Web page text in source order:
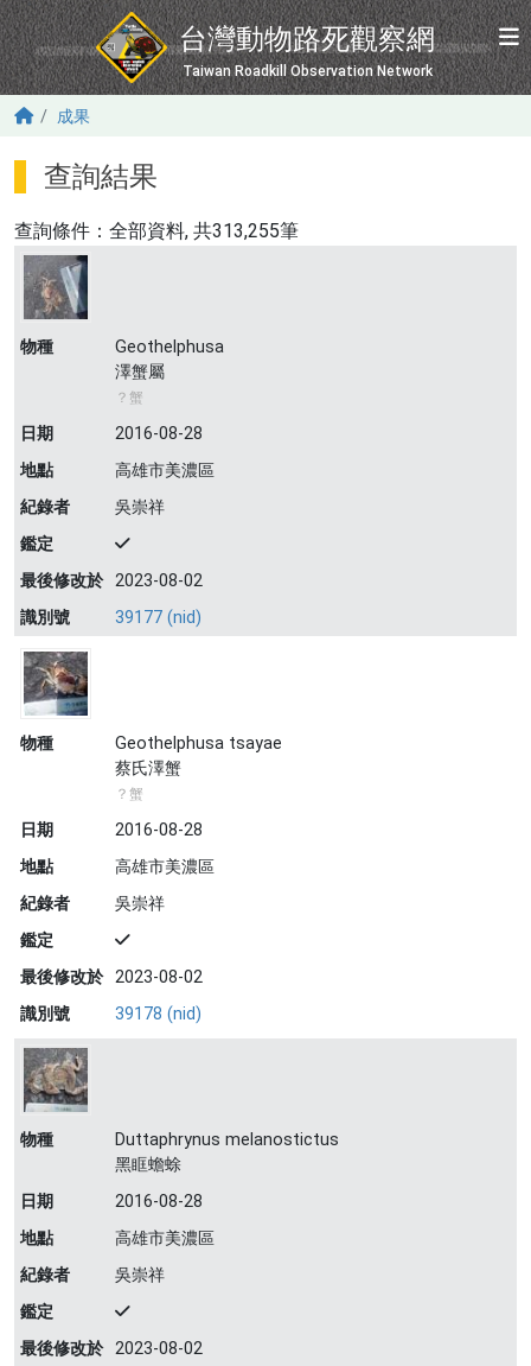
移至主內容
台灣動物路死觀察網
Taiwan Roadkill Observation Network
成果
查詢結果
查詢條件： 全部資料, 共313,255筆
物種
Geothelphusa
澤蟹屬
？蟹
日期
2016-08-28
地點
高雄市美濃區
紀錄者
吳崇祥
鑑定
最後修改於 2023-08-02
識別號
39177 (nid)
物種
Geothelphusa tsayae
蔡氏澤蟹
？蟹
日期
2016-08-28
地點
高雄市美濃區
紀錄者
吳崇祥
鑑定
最後修改於 2023-08-02
識別號
39178 (nid)
物種
Duttaphrynus melanostictus
黑眶蟾蜍
日期
2016-08-28
地點
高雄市美濃區
紀錄者
吳崇祥
鑑定
最後修改於 2023-08-02